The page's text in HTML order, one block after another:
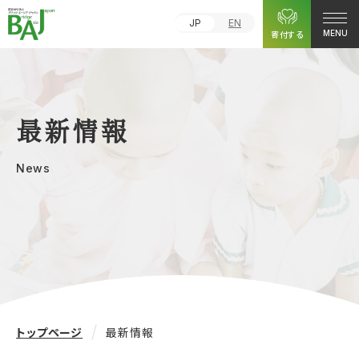
JP
EN
寄付する
MENU
最新情報
News
トップページ 最新情報